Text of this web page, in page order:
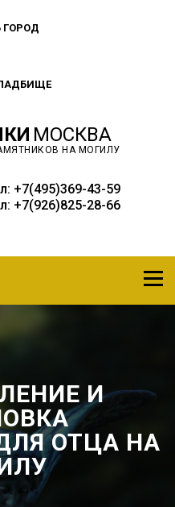
ГОРОД
+7(495)369-43-59
+7(926)825-28-66
МОСКВА
НА МОГИЛУ
И
ОТЦА НА